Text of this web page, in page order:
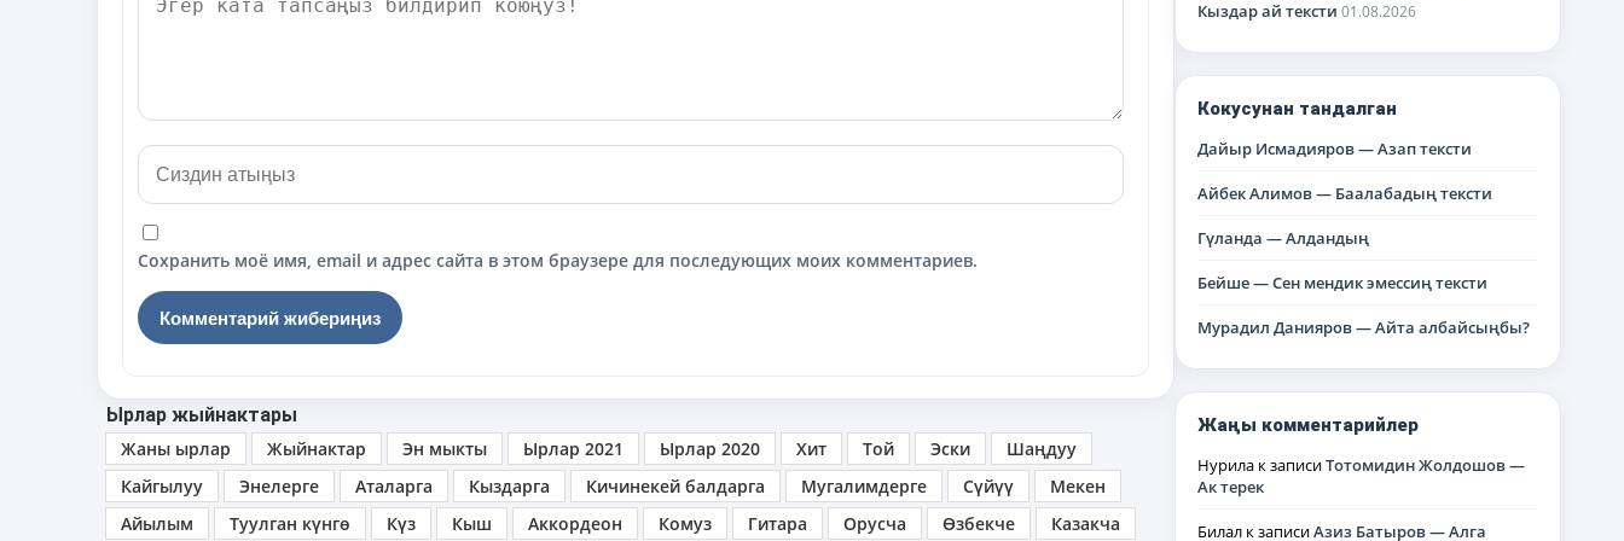
Кыздар ай тексти 01.08.2026
Кокусунан тандалган
Дайыр Исмадияров — Азап тексти
Айбек Алимов — Баалабадың тексти
Гүланда — Алдандың
Бейше — Сен мендик эмессиң тексти
Мурадил Данияров — Айта албайсыңбы?
Жаңы комментарийлер
Нурила к записиТотомидин Жолдошов —
Ак терек
Билал к записиАзиз Батыров — Алга
Сохранить моё имя, email и адрес сайта в этом браузере для последующих моих комментариев.
Ырлар жыйнактары
Жаны ырлар
Жыйнактар Эн мыкты Ырлар 2021 Ырлар 2020 Хит Той Эски
Шаңдуу
Кайгылуу
Энелерге Аталарга Кыздарга Кичинекей балдарга Мугалимдерге Сүйүү
Мекен
Айылым
Туулган күнгө Күз Кыш Аккордеон Комуз Гитара Орусча Өзбекче Казакча